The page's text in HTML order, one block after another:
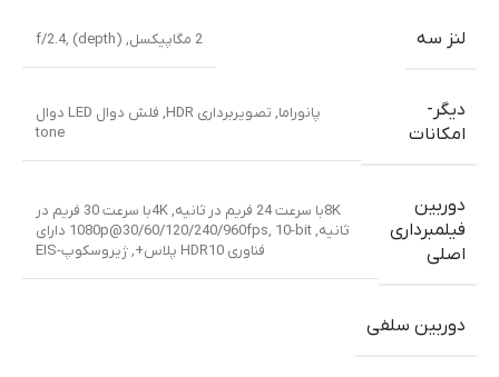
لنز سه 2 مگاپیکسل, f/2.4, (depth)
دیگر-
امکانات
پانوراما, تصویربرداری HDR ,
فلش دوال LED دوال
tone
دوربین
فیلمبرداری
اصلی
8Kبا سرعت 24 فریم در ثانیه, 4Kبا سرعت 30 فریم در
ثانیه, 1080p@30/60/120/240/960fps, 10-bit دارای
فناوری HDR10 پلاس+, ژیروسکوپ-EIS
دوربین سلفی